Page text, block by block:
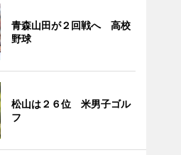
青森山田が２回戦へ 高校
野球
松山は２６位 米男子ゴル
フ